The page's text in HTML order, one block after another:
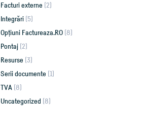
Facturi externe (2)
Integrări (5)
Opțiuni Factureaza.RO (8)
Pontaj (2)
Resurse (3)
Serii documente (1)
TVA (8)
Uncategorized (8)